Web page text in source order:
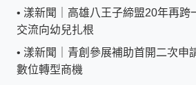
• 漾新聞｜高雄八王子締盟20年再
交流向幼兒扎根
• 漾新聞｜青創參展補助首開二次
數位轉型商機